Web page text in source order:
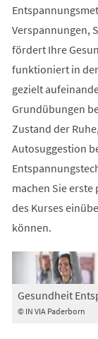
Verspannungen,
fördert Ihre
funktioniert in
gezielt
Grundübungen
Zustand der
Autosuggestion
machen Sie
des Kurses
können.
© IN VIA Paderborn
Gesundheit